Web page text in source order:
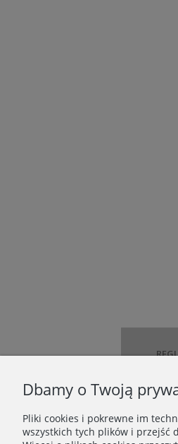
Dbamy o Twoją
Pliki cookies i pokrewne im
wszystkich tych plików i przejść